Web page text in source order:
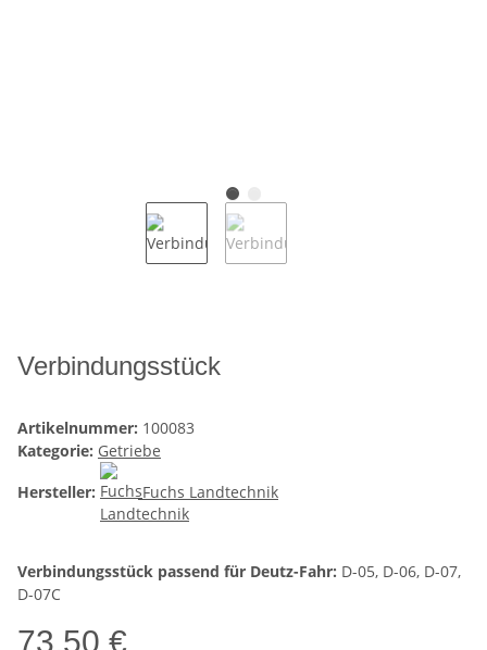
Verbindungsstück
Artikelnummer: 100083
Kategorie: Getriebe
Hersteller:
Fuchs Landtechnik
Verbindungsstück passend für Deutz-Fahr: D-05, D-06, D-07,
D-07C
73,50 €